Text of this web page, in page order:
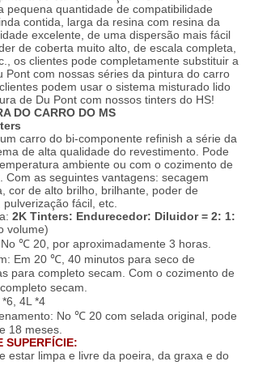
pequena quantidade de compatibilidade
contida, larga da resina com resina da
excelente, de uma dispersão mais fácil
de coberta muito alto, de escala completa,
os clientes pode completamente substituir a
Pont com nossas séries da pintura do carro
podem usar o sistema misturado lido
de Du Pont com nossos tinters do HS!
DO CARRO DO MS
carro do bi-componente refinish a série da
de alta qualidade do revestimento. Pode
ambiente ou com o cozimento de
Com as seguintes vantagens: secagem
cor de alto brilho, brilhante, poder de
fácil, etc.
2K Tinters: Endurecedor: Diluidor = 2: 1:
volume)
℃ 20, por aproximadamente 3 horas.
Em 20 ℃, 40 minutos para seco de
para completo secam. Com o cozimento de
secam.
4L *4
No ℃ 20 com selada original, pode
18 meses.
SUPERFÍCIE:
estar limpa e livre da poeira, da graxa e do